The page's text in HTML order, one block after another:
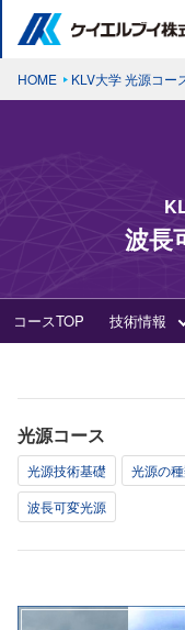
HOME KLV大学 光源コー
波長
コースTOP 技術情報
光源コース
光源技術基礎 光源の
波長可変光源